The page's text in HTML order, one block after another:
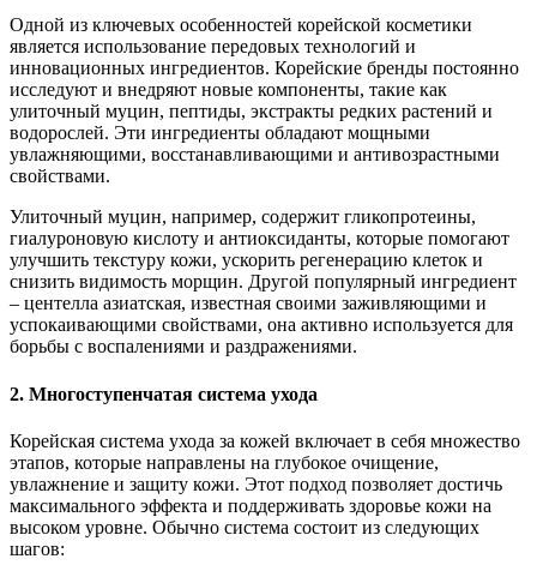
Одной из ключевых особенностей корейской косметики
является использование передовых технологий и
инновационных ингредиентов. Корейские бренды постоянно
исследуют и внедряют новые компоненты, такие как
улиточный муцин, пептиды, экстракты редких растений и
водорослей. Эти ингредиенты обладают мощными
увлажняющими, восстанавливающими и антивозрастными
свойствами.
Улиточный муцин, например, содержит гликопротеины,
гиалуроновую кислоту и антиоксиданты, которые помогают
улучшить текстуру кожи, ускорить регенерацию клеток и
снизить видимость морщин. Другой популярный ингредиент
– центелла азиатская, известная своими заживляющими и
успокаивающими свойствами, она активно используется для
борьбы с воспалениями и раздражениями.
2. Многоступенчатая система ухода
Корейская система ухода за кожей включает в себя множество
этапов, которые направлены на глубокое очищение,
увлажнение и защиту кожи. Этот подход позволяет достичь
максимального эффекта и поддерживать здоровье кожи на
высоком уровне. Обычно система состоит из следующих
шагов: